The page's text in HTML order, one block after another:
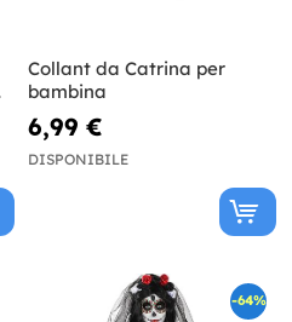
Collant da Catrina per
bambina
6,99 €
DISPONIBILE
-64%